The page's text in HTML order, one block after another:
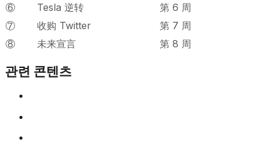
⑥
Tesla 逆转
第 6 周
⑦
收购 Twitter
第 7 周
⑧
未来宣言 第 8 周
관련 콘텐츠